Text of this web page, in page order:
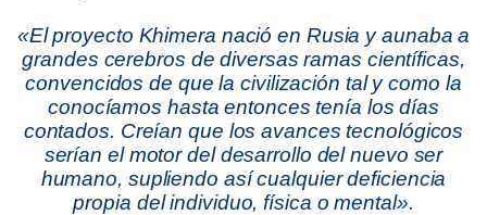
«El proyecto Khimera nació en Rusia y aunaba a
grandes cerebros de diversas ramas científicas,
convencidos de que la civilización tal y como la
conocíamos hasta entonces tenía los días
contados. Creían que los avances tecnológicos
serían el motor del desarrollo del nuevo ser
humano, supliendo así cualquier deficiencia
propia del individuo, física o mental».